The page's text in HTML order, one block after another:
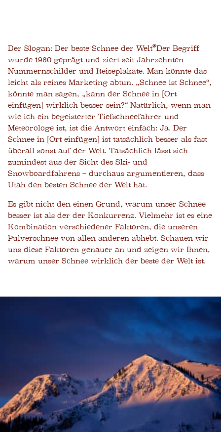
Der Slogan: Der beste Schnee der Welt®Der Begriff
wurde 1960 geprägt und ziert seit Jahrzehnten
Nummernschilder und Reiseplakate. Man könnte das
leicht als reines Marketing abtun. „Schnee ist Schnee“,
könnte man sagen, „kann der Schnee in [Ort
einfügen] wirklich besser sein?“ Natürlich, wenn man
wie ich ein begeisterter Tiefschneefahrer und
Meteorologe ist, ist die Antwort einfach: Ja. Der
Schnee in [Ort einfügen] ist tatsächlich besser als fast
überall sonst auf der Welt. Tatsächlich lässt sich –
zumindest aus der Sicht des Ski- und
Snowboardfahrens – durchaus argumentieren, dass
Utah den besten Schnee der Welt hat.
Es gibt nicht den einen Grund, warum unser Schnee
besser ist als der der Konkurrenz. Vielmehr ist es eine
Kombination verschiedener Faktoren, die unseren
Pulverschnee von allen anderen abhebt. Schauen wir
uns diese Faktoren genauer an und zeigen wir Ihnen,
warum unser Schnee wirklich der beste der Welt ist.